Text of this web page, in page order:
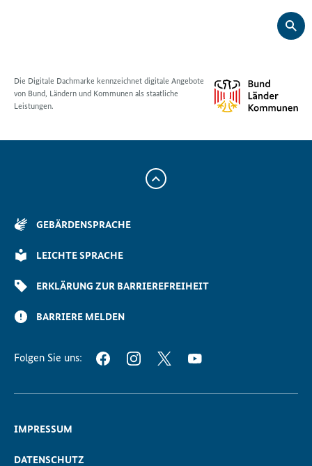
Die Digitale Dachmarke kennzeichnet digitale Angebote
von Bund, Ländern und Kommunen als staatliche
Leistungen.
Zum
GEBÄRDENSPRACHE
LEICHTE SPRACHE
ERKLÄRUNG ZUR BARRIEREFREIHEIT
BARRIERE MELDEN
Folgen Sie uns: FACEBOOKINSTAGRAM
TWITTERYOUTUBE
IMPRESSUM
DATENSCHUTZ